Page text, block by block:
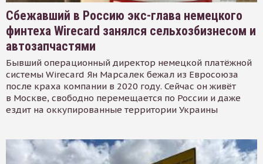
Сбежавший в Россию экс-глава немецкого
финтеха Wirecard занялся сельхозбизнесом и
автозапчастями
Бывший операционный директор немецкой платёжной
системы Wirecard Ян Марсалек бежал из Евросоюза
после краха компании в 2020 году. Сейчас он живёт
в Москве, свободно перемещается по России и даже
ездит на оккупированные территории Украины